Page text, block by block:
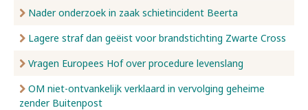
Nader onderzoek in zaak schietincident Beerta
Lagere straf dan geëist voor brandstichting Zwarte Cross
Vragen Europees Hof over procedure levenslang
OM niet-ontvankelijk verklaard in vervolging geheime
zender Buitenpost